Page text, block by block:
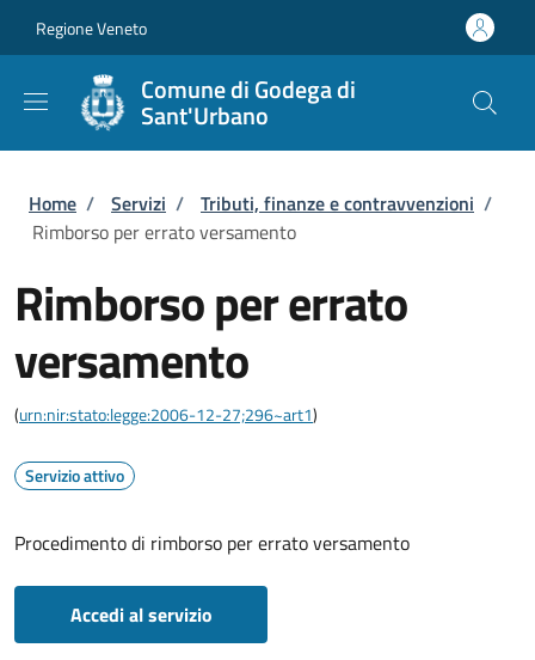
Regione Veneto
Comune di Godega di
Sant'Urbano
Briciole di pane
Home / Servizi / Tributi, finanze e contravvenzioni /
Rimborso per errato versamento
Rimborso per errato
versamento
(urn:nir:stato:legge:2006-12-27;296~art1)
Servizio attivo
Procedimento di rimborso per errato versamento
Accedi al servizio